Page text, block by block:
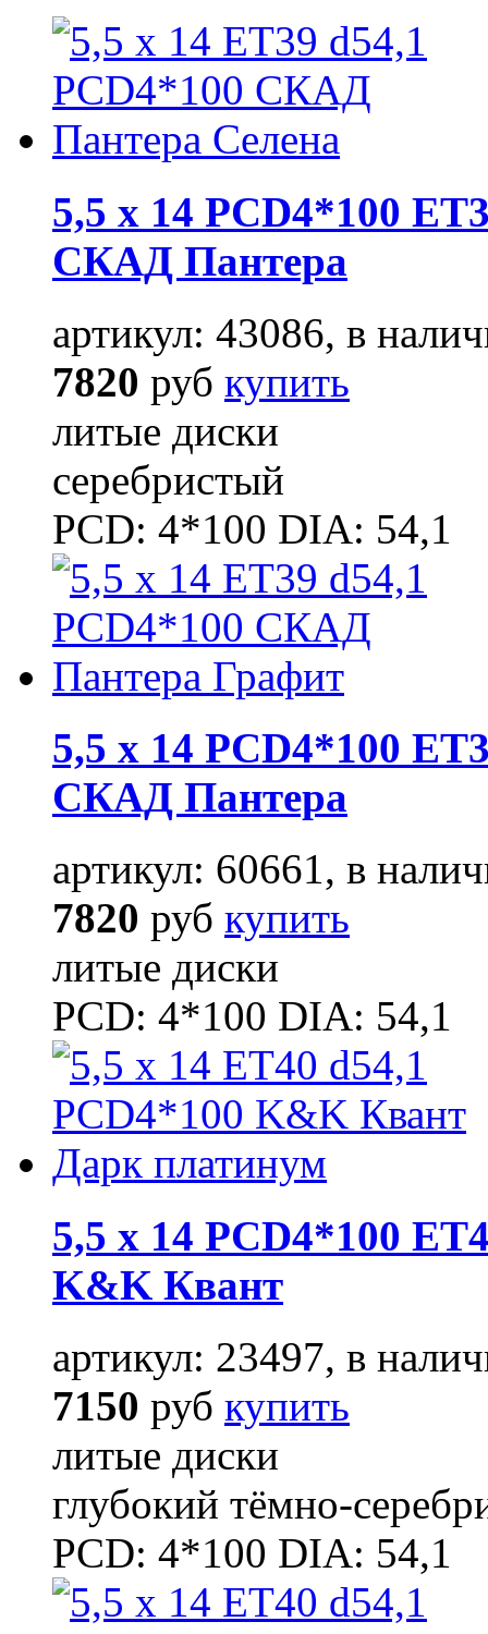
5,5 x 14 PCD4*100
СКАД Пантера
артикул: 43086, в
7820 руб купить
литые диски
серебристый
PCD: 4*100 DIA: 54,1
5,5 x 14 PCD4*100
СКАД Пантера
артикул: 60661, в
7820 руб купить
литые диски
PCD: 4*100 DIA: 54,1
5,5 x 14 PCD4*100
K&K Квант
артикул: 23497, в
7150 руб купить
литые диски
глубокий тёмно-
PCD: 4*100 DIA: 54,1